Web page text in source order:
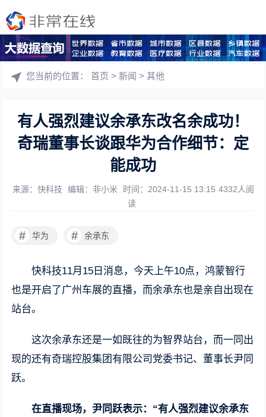
您当前的位置：首页 >新闻 >其他
有人强烈建议余承东改名余成功！
奇瑞董事长谈跟华为合作细节：定
能成功
来源：快科技 编辑：非小米 时间：2024-11-15 13:15 4332人阅
读
# 华为 # 余承东
快科技11月15日消息，今天上午10点，鸿蒙智行
也是开启了广州车展的直播，而余承东也是亲自出现在
站台。
这次余承东还是一如既往的为智界站台，而一同出
现的还有奇瑞控股集团有限公司党委书记、董事长尹同
跃。
在直播现场，尹同跃表示：“有人强烈建议余承东